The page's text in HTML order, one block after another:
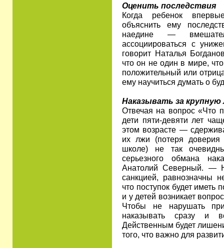
Оценить последствия
Когда ребенок
объяснить ему
наедине —
ассоциироваться с
говорит Наталья
что он не один в мире,
положительный или
ему научиться думать о
Наказывать за крупную
Отвечая на вопрос «Что
дети пяти-девяти лет
этом возрасте —
их лжи (потеря
школе) не так
серьезного обмана
Анатолий Северный. —
санкцией, равнозначны
что поступок будет иметь
и у детей возникает
Чтобы не нарушать
наказывать сразу и
Действенным будет
того, что важно для